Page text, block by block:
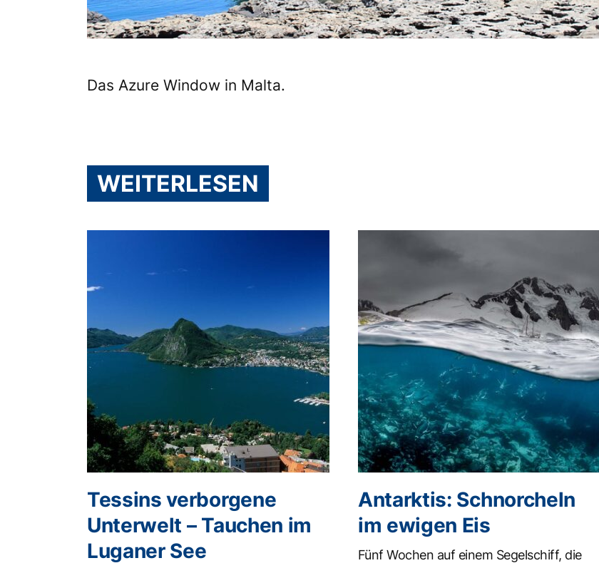
Das Azure Window in Malta.
WEITERLESEN
Tessins verborgene
Unterwelt – Tauchen im
Luganer See
Antarktis: Schnorcheln
im ewigen Eis
Fünf Wochen auf einem Segelschiff, die